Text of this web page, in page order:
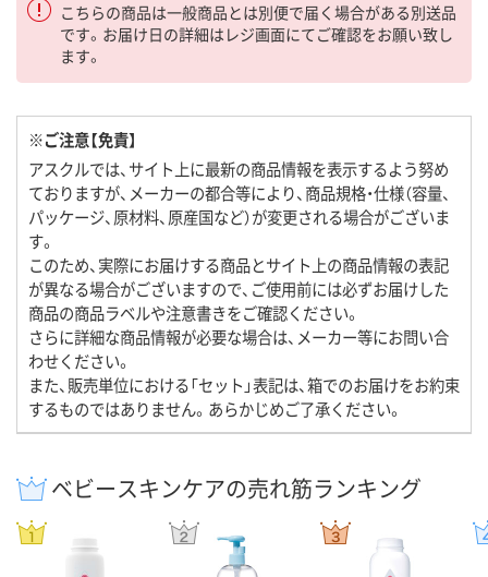
こちらの商品は一般商品とは別便で届く場合がある別送品
です。お届け日の詳細はレジ画面にてご確認をお願い致し
ます。
※ご注意【免責】
アスクルでは、サイト上に最新の商品情報を表示するよう努め
ておりますが、メーカーの都合等により、商品規格・仕様（容量、
パッケージ、原材料、原産国など）が変更される場合がございま
す。
このため、実際にお届けする商品とサイト上の商品情報の表記
が異なる場合がございますので、ご使用前には必ずお届けした
商品の商品ラベルや注意書きをご確認ください。
さらに詳細な商品情報が必要な場合は、メーカー等にお問い合
わせください。
また、販売単位における「セット」表記は、箱でのお届けをお約束
するものではありません。あらかじめご了承ください。
ベビースキンケアの売れ筋ランキング